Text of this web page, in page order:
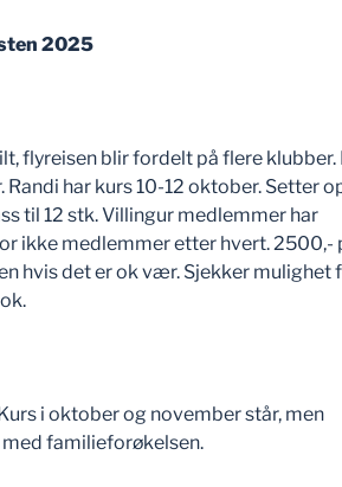
2025
flyreisen blir fordelt på flere klubber.
har kurs 10-12 oktober. Setter
til 12 stk. Villingur medlemmer har
ikke medlemmer etter hvert. 2500,-
hvis det er ok vær. Sjekker mulighet
i oktober og november står, men
familieforøkelsen.